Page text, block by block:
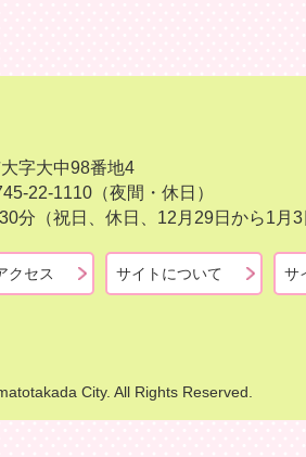
字大中98番地4
22-1110（夜間・休日）
分（祝日、休日、12月29日から1月3
クセス サイトについて サ
City. All Rights Reserved.